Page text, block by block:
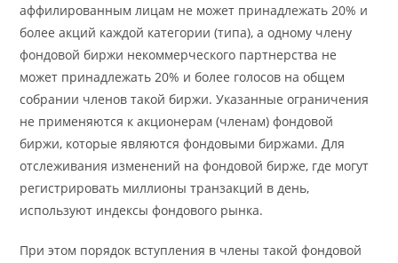
аффилированным лицам не может принадлежать 20% и
более акций каждой категории (типа), а одному члену
фондовой биржи некоммерческого партнерства не
может принадлежать 20% и более голосов на общем
собрании членов такой биржи. Указанные ограничения
не применяются к акционерам (членам) фондовой
биржи, которые являются фондовыми биржами. Для
отслеживания изменений на фондовой бирже, где могут
регистрировать миллионы транзакций в день,
используют индексы фондового рынка.
При этом порядок вступления в члены такой фондовой